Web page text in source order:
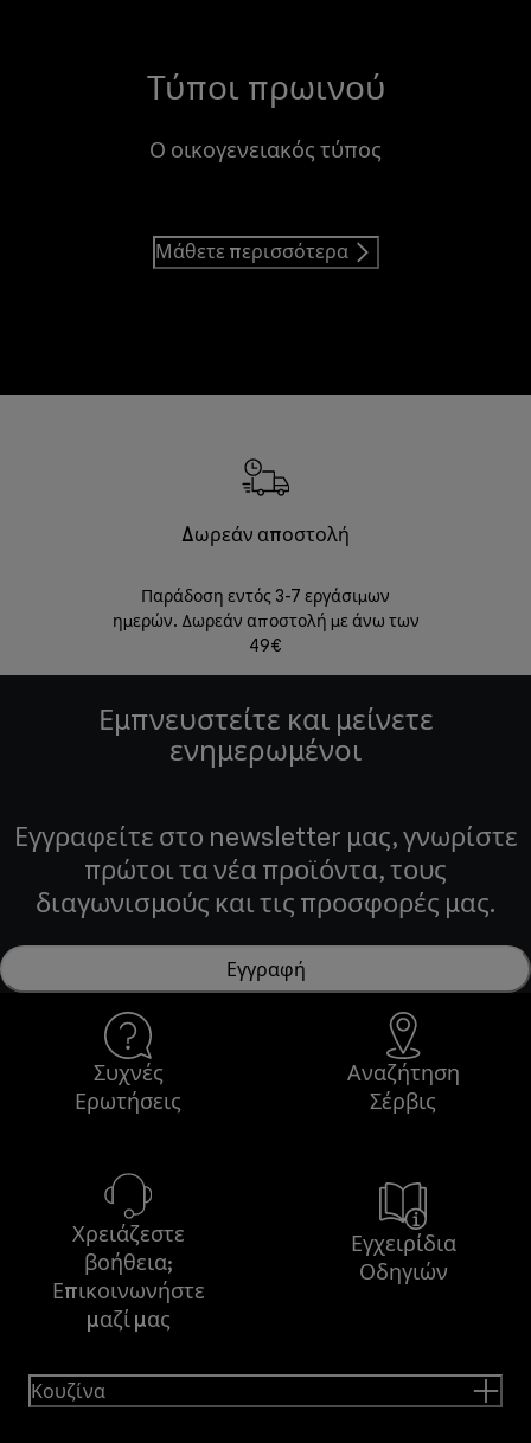
Τύποι πρωινού
Ο οικογενειακός τύπος
Μάθετε περισσότερα
Δωρεάν αποστολή
Παράδοση εντός 3-7 εργάσιμων
ημερών. Δωρεάν αποστολή με άνω των
49€
Εμπνευστείτε και μείνετε
ενημερωμένοι
Εγγραφείτε στο newsletter μας, γνωρίστε
πρώτοι τα νέα προϊόντα, τους
διαγωνισμούς και τις προσφορές μας.
Εγγραφή
Συχνές
Ερωτήσεις
Αναζήτηση
Σέρβις
Χρειάζεστε
βοήθεια;
Επικοινωνήστε
μαζί μας
Εγχειρίδια
Οδηγιών
Κουζίνα